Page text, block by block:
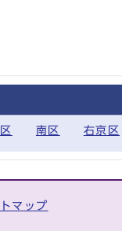
南区 右京区
マップ